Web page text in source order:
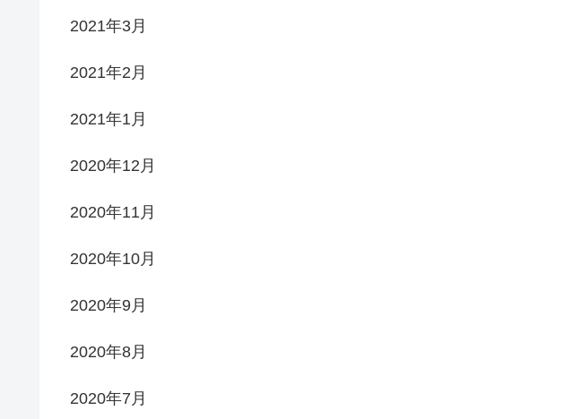
2021年3月
2021年2月
2021年1月
2020年12月
2020年11月
2020年10月
2020年9月
2020年8月
2020年7月